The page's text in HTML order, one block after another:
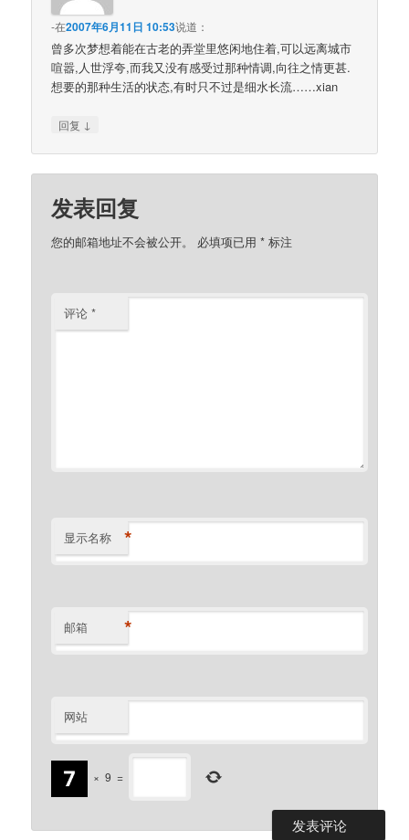
-在2007年6月11日 10:53说道：
曾多次梦想着能在古老的弄堂里悠闲地住着,可以远离城市
喧嚣,人世浮夸,而我又没有感受过那种情调,向往之情更甚.
想要的那种生活的状态,有时只不过是细水长流……xian
回复 ↓
发表回复
您的邮箱地址不会被公开。 必填项已用* 标注
评论*
显示名称 *
邮箱 *
网站
× 9 =